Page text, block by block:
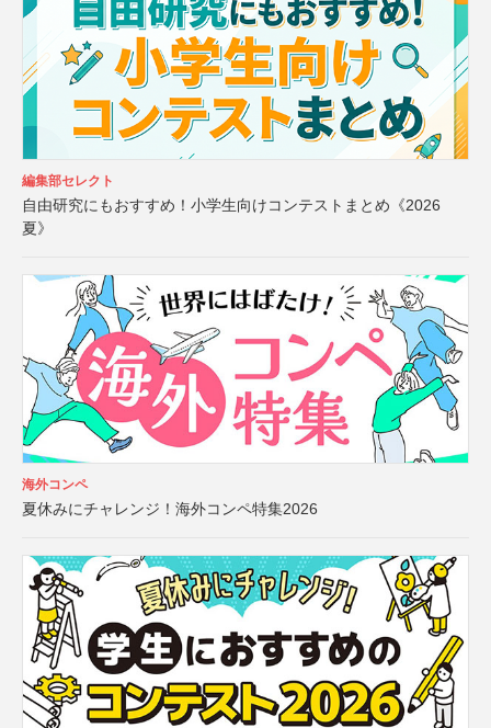
編集部セレクト
自由研究にもおすすめ！小学生向けコンテストまとめ《2026
夏》
海外コンペ
夏休みにチャレンジ！海外コンペ特集2026